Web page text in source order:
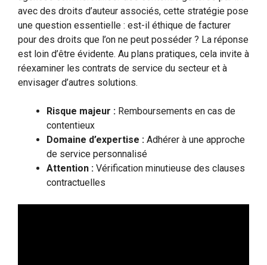
avec des droits d’auteur associés, cette stratégie pose
une question essentielle : est-il éthique de facturer
pour des droits que l’on ne peut posséder ? La réponse
est loin d’être évidente. Au plans pratiques, cela invite à
réexaminer les contrats de service du secteur et à
envisager d’autres solutions.
Risque majeur : Remboursements en cas de
contentieux
Domaine d’expertise : Adhérer à une approche
de service personnalisé
Attention : Vérification minutieuse des clauses
contractuelles